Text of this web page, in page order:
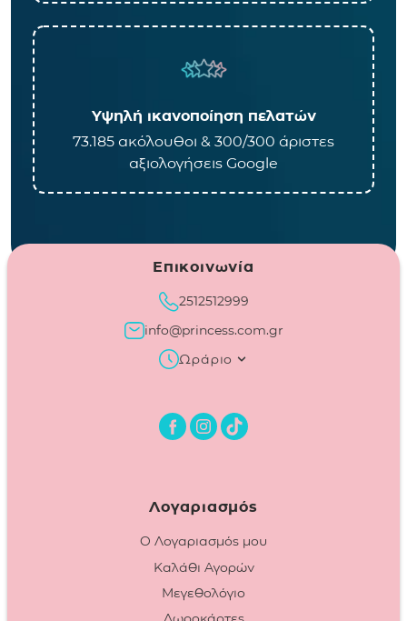
Υψηλή ικανοποίηση πελατών
73.185 ακόλουθοι & 300/300 άριστες
αξιολογήσεις Google
Επικοινωνία
2512512999
info@princess.com.gr
Ωράριο
Λογαριασμός
Ο Λογαριασμός μου
Καλάθι Αγορών
Μεγεθολόγιο